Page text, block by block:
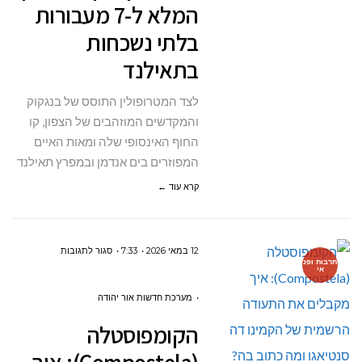
המלא
נשכחות
בתאילנד
המלא ל-7 מעבורות
בלתי נשכחות
בתאילנד
לצד המטרופולין התוסס של בנגקוק
והמקדשים המוזהבים של הצפון, קו
החוף האינסופי שלה ומאות האיים
המפוזרים בים אנדמן ובמפרץ תאילנד
קרא עוד ←
תרבות ופנ
אי
12 במאי 2026 7:33 סגור לתגובותעל
מערכת חדשות אור יהודה
הקומפוסטלה